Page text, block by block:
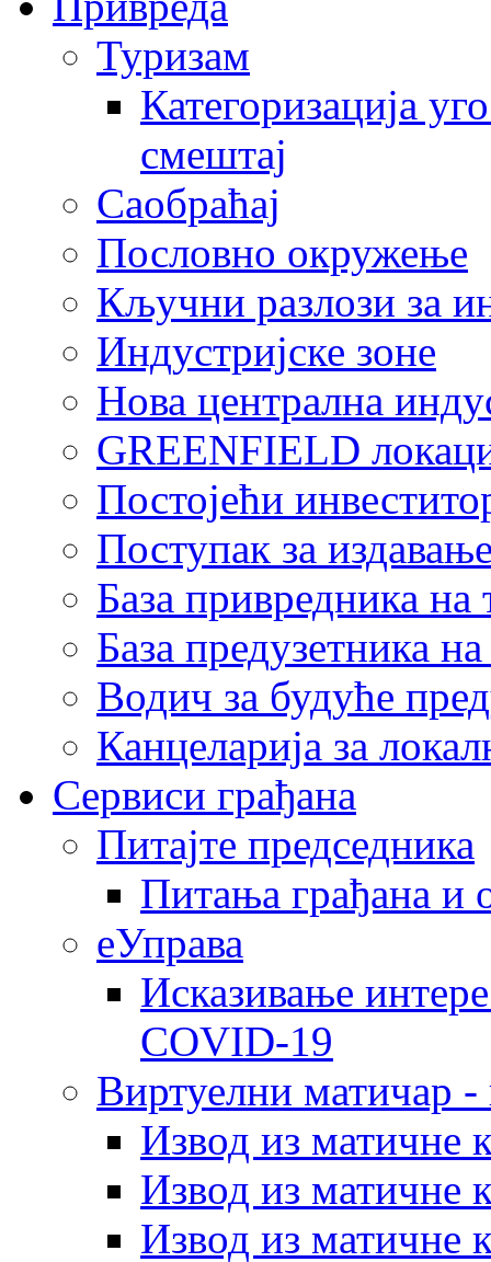
Туризам
Категоризација
смештај
Саобраћај
Пословно окружење
Кључни разлози за
Индустријске зоне
Нова централна
GREENFIELD
Постојећи
Поступак за
База привредника
База предузетника
Водич за будуће
Канцеларија за
Сервиси грађана
Питајте председника
Питања грађана и
еУправа
Исказивање
COVID-19
Виртуелни матичар -
Извод из матичне
Извод из матичне
Извод из матичне